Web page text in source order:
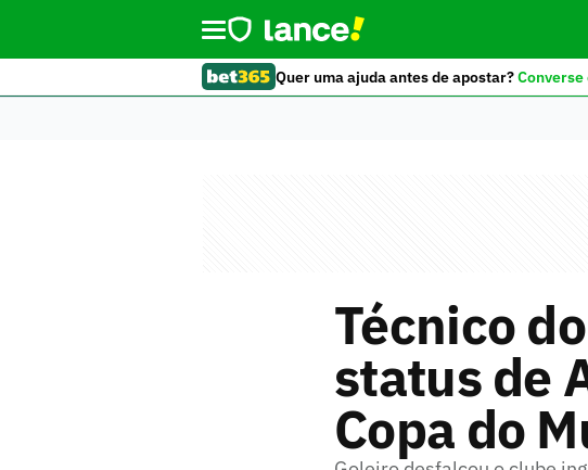
Quer uma ajuda antes de apostar?Converse
Técnico
status de
Copa do